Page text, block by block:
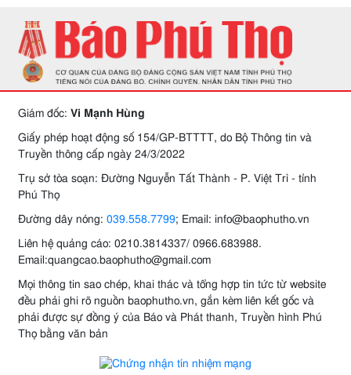
Giám đốc: Vi Mạnh Hùng
Giấy phép hoạt động số 154/GP-BTTTT, do Bộ Thông tin và
Truyền thông cấp ngày 24/3/2022
Trụ sở tòa soạn: Đường Nguyễn Tất Thành - P. Việt Trì - tỉnh
Phú Thọ
Đường dây nóng: 039.558.7799; Email: info@baophutho.vn
Liên hệ quảng cáo: 0210.3814337/ 0966.683988.
Email:quangcao.baophutho@gmail.com
Mọi thông tin sao chép, khai thác và tổng hợp tin tức từ website
đều phải ghi rõ nguồn baophutho.vn, gắn kèm liên kết gốc và
phải được sự đồng ý của Báo và Phát thanh, Truyền hình Phú
Thọ bằng văn bản